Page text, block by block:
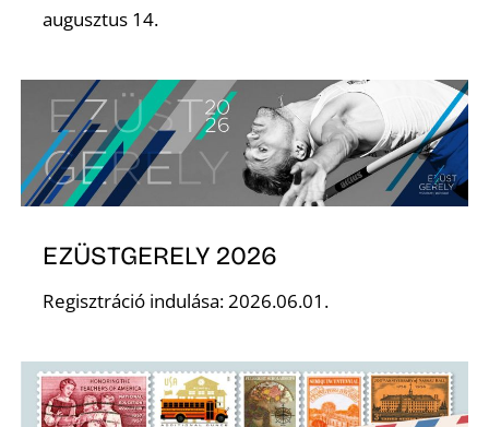
augusztus 14.
EZÜSTGERELY 2026
Regisztráció indulása: 2026.06.01.